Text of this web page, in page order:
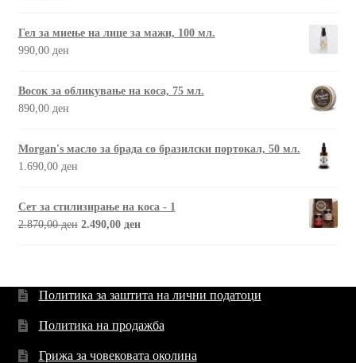
Гел за миење на лице за мажи, 100 мл.
990,00 ден
Восок за обликување на коса, 75 мл.
890,00 ден
Morgan's масло за брада со бразилски портокал, 50 мл.
1.690,00 ден
Сет за стилизирање на коса - 1
2.870,00ден 2.490,00 ден
Политика за заштита на лични податоци
Политика на продажба
Грижа за човековата околина